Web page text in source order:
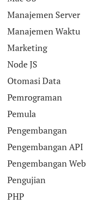
Manajemen Server
Manajemen Waktu
Marketing
Node JS
Otomasi Data
Pemrograman
Pemula
Pengembangan
Pengembangan API
Pengembangan Web
Pengujian
PHP